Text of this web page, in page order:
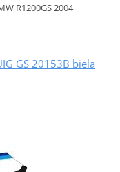
R1200GS 2004
GS 20153B biela